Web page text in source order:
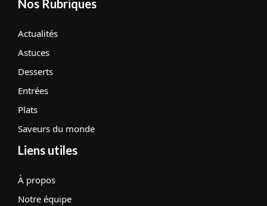
Nos Rubriques
Actualités
Astuces
Desserts
Entrées
Plats
Saveurs du monde
Liens utiles
À propos
Notre équipe